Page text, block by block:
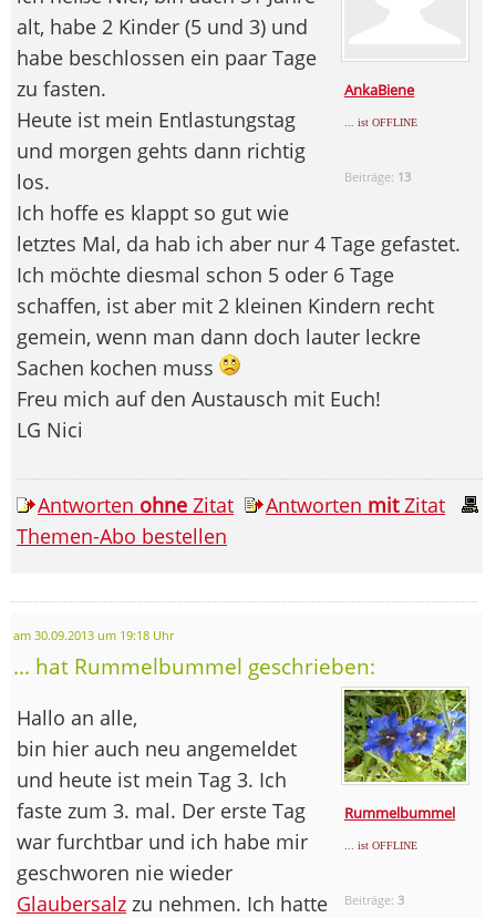
AnkaBiene
... ist OFFLINE
Beiträge: 13
alt, habe 2 Kinder (5 und 3) und
habe beschlossen ein paar Tage
zu fasten.
Heute ist mein Entlastungstag
und morgen gehts dann richtig
los.
Ich hoffe es klappt so gut wie
letztes Mal, da hab ich aber nur 4 Tage gefastet.
Ich möchte diesmal schon 5 oder 6 Tage
schaffen, ist aber mit 2 kleinen Kindern recht
gemein, wenn man dann doch lauter leckre
Sachen kochen muss
Freu mich auf den Austausch mit Euch!
LG Nici
Antworten ohne Zitat Antworten mitZitat
Themen-Abo bestellen
am 30.09.2013 um 19:18 Uhr
... hat Rummelbummel geschrieben:
Rummelbummel
... ist OFFLINE
Beiträge:3
Hallo an alle,
bin hier auch neu angemeldet
und heute ist mein Tag 3. Ich
faste zum 3. mal. Der erste Tag
war furchtbar und ich habe mir
geschworen nie wieder
Glaubersalz zu nehmen. Ich hatte